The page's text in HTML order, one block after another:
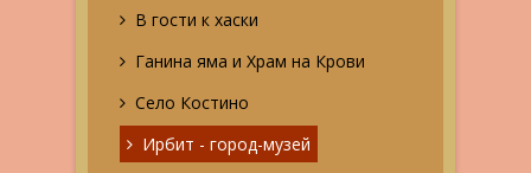
В гости к хаски
Ганина яма и Храм на Крови
Село Костино
Ирбит - город-музей